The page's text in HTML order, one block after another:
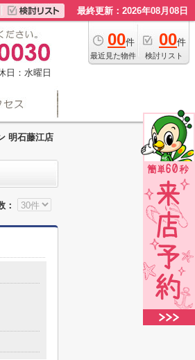
最終更新：2026年08月08日
00件
最近見た物件
00件
検討リスト
日：水曜日
明石藤江店
：